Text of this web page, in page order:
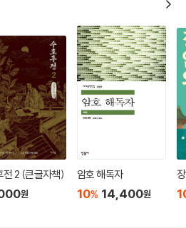
전 2 (큰글자책)
원
암호 해독자
10% 14,400원